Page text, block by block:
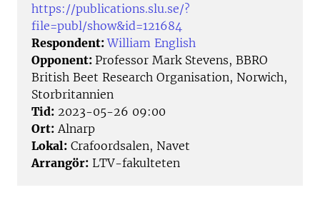
https://publications.slu.se/?
file=publ/show&id=121684
Respondent:William English
Opponent: Professor Mark Stevens, BBRO
British Beet Research Organisation, Norwich,
Storbritannien
Tid: 2023-05-26 09:00
Ort: Alnarp
Lokal: Crafoordsalen, Navet
Arrangör: LTV-fakulteten